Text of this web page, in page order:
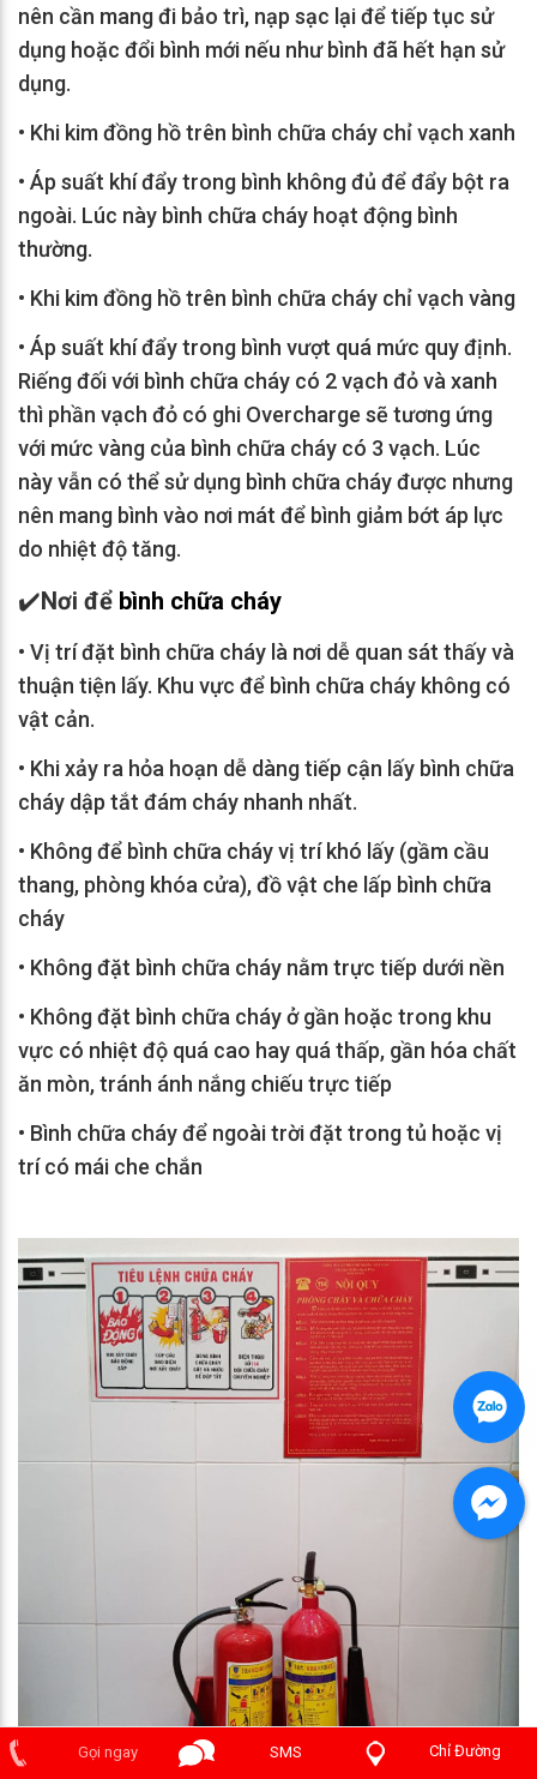
nên cần mang đi bảo trì, nạp sạc lại để tiếp tục sử
dụng hoặc đổi bình mới nếu như bình đã hết hạn sử
dụng.
• Khi kim đồng hồ trên bình chữa cháy chỉ vạch xanh
• Áp suất khí đẩy trong bình không đủ để đẩy bột ra
ngoài. Lúc này bình chữa cháy hoạt động bình
thường.
• Khi kim đồng hồ trên bình chữa cháy chỉ vạch vàng
• Áp suất khí đẩy trong bình vượt quá mức quy định.
Riếng đối với bình chữa cháy có 2 vạch đỏ và xanh
thì phần vạch đỏ có ghi Overcharge sẽ tương ứng
với mức vàng của bình chữa cháy có 3 vạch. Lúc
này vẫn có thể sử dụng bình chữa cháy được nhưng
nên mang bình vào nơi mát để bình giảm bớt áp lực
do nhiệt độ tăng.
✔️Nơi để bình chữa cháy
• Vị trí đặt bình chữa cháy là nơi dễ quan sát thấy và
thuận tiện lấy. Khu vực để bình chữa cháy không có
vật cản.
• Khi xảy ra hỏa hoạn dễ dàng tiếp cận lấy bình chữa
cháy dập tắt đám cháy nhanh nhất.
• Không để bình chữa cháy vị trí khó lấy (gầm cầu
thang, phòng khóa cửa), đồ vật che lấp bình chữa
cháy
• Không đặt bình chữa cháy nằm trực tiếp dưới nền
• Không đặt bình chữa cháy ở gần hoặc trong khu
vực có nhiệt độ quá cao hay quá thấp, gần hóa chất
ăn mòn, tránh ánh nắng chiếu trực tiếp
• Bình chữa cháy để ngoài trời đặt trong tủ hoặc vị
trí có mái che chắn
Gọi ngay SMS Chỉ Đường